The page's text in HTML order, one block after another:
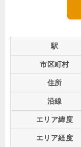
駅
市区町村
住所
沿線
エリア緯度
エリア経度